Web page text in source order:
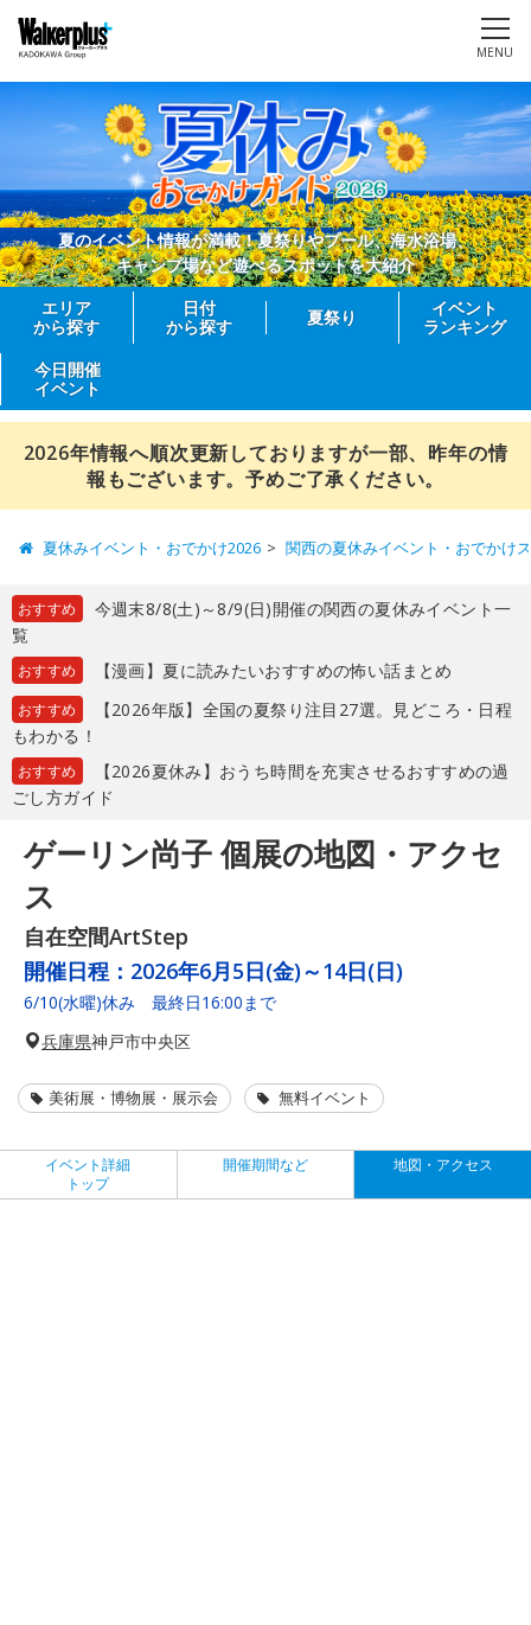
MENU
夏のイベント情報が満載！夏祭りやプール、海水浴場、
キャンプ場など遊べるスポットを大紹介
エリア
から探す
日付
から探す
夏祭り
イベント
ランキング
今日開催
イベント
2026年情報へ順次更新しておりますが一部、昨年の情
報もございます。予めご了承ください。
夏休みイベント・おでかけ2026 関西の夏休みイベント・おでかけ
おすすめ
今週末8/8(土)～8/9(日)開催の関西の夏休みイベント一
覧
おすすめ 【漫画】夏に読みたいおすすめの怖い話まとめ
おすすめ
【2026年版】全国の夏祭り注目27選。見どころ・日程
もわかる！
おすすめ
【2026夏休み】おうち時間を充実させるおすすめの過
ごし方ガイド
ゲーリン尚子 個展の地図・アクセ
ス
自在空間ArtStep
開催日程： 2026年6月5日(金)～14日(日)
6/10(水曜)休み 最終日16:00まで
兵庫県神戸市中央区
美術展・博物展・展示会 無料イベント
イベント詳細
トップ
開催期間など 地図・アクセス